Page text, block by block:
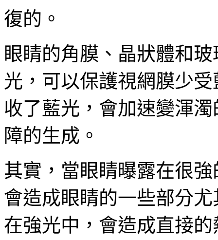
復的。
眼睛的角膜、晶狀體和
光，可以保護視網膜少
收了藍光，會加速變渾
障的生成。
其實，當眼睛曝露在很
會造成眼睛的一些部分
在強光中，會造成直接